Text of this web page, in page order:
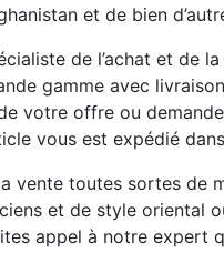
et de bien
de l’achat et de
gamme avec
votre offre ou
vous est expédié
vente toutes sortes de
et de style oriental
appel à notre expert